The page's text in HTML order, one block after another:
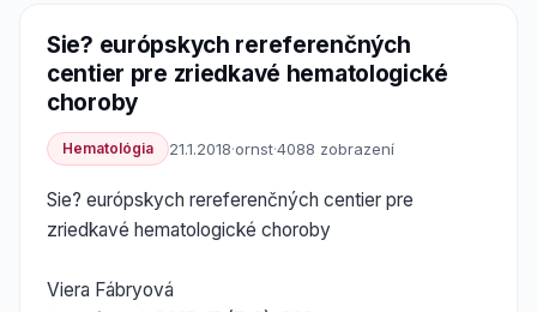
Sie? európskych rereferenčných
centier pre zriedkavé hematologické
choroby
Hematológia 21.1.2018·ornst·4088 zobrazení
Sie? európskych rereferenčných centier pre
zriedkavé hematologické choroby
Viera Fábryová